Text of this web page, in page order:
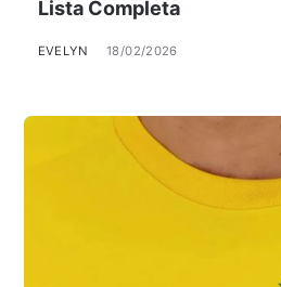
Lista Completa
EVELYN 18/02/2026